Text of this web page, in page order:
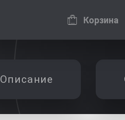
Корзина
Описание